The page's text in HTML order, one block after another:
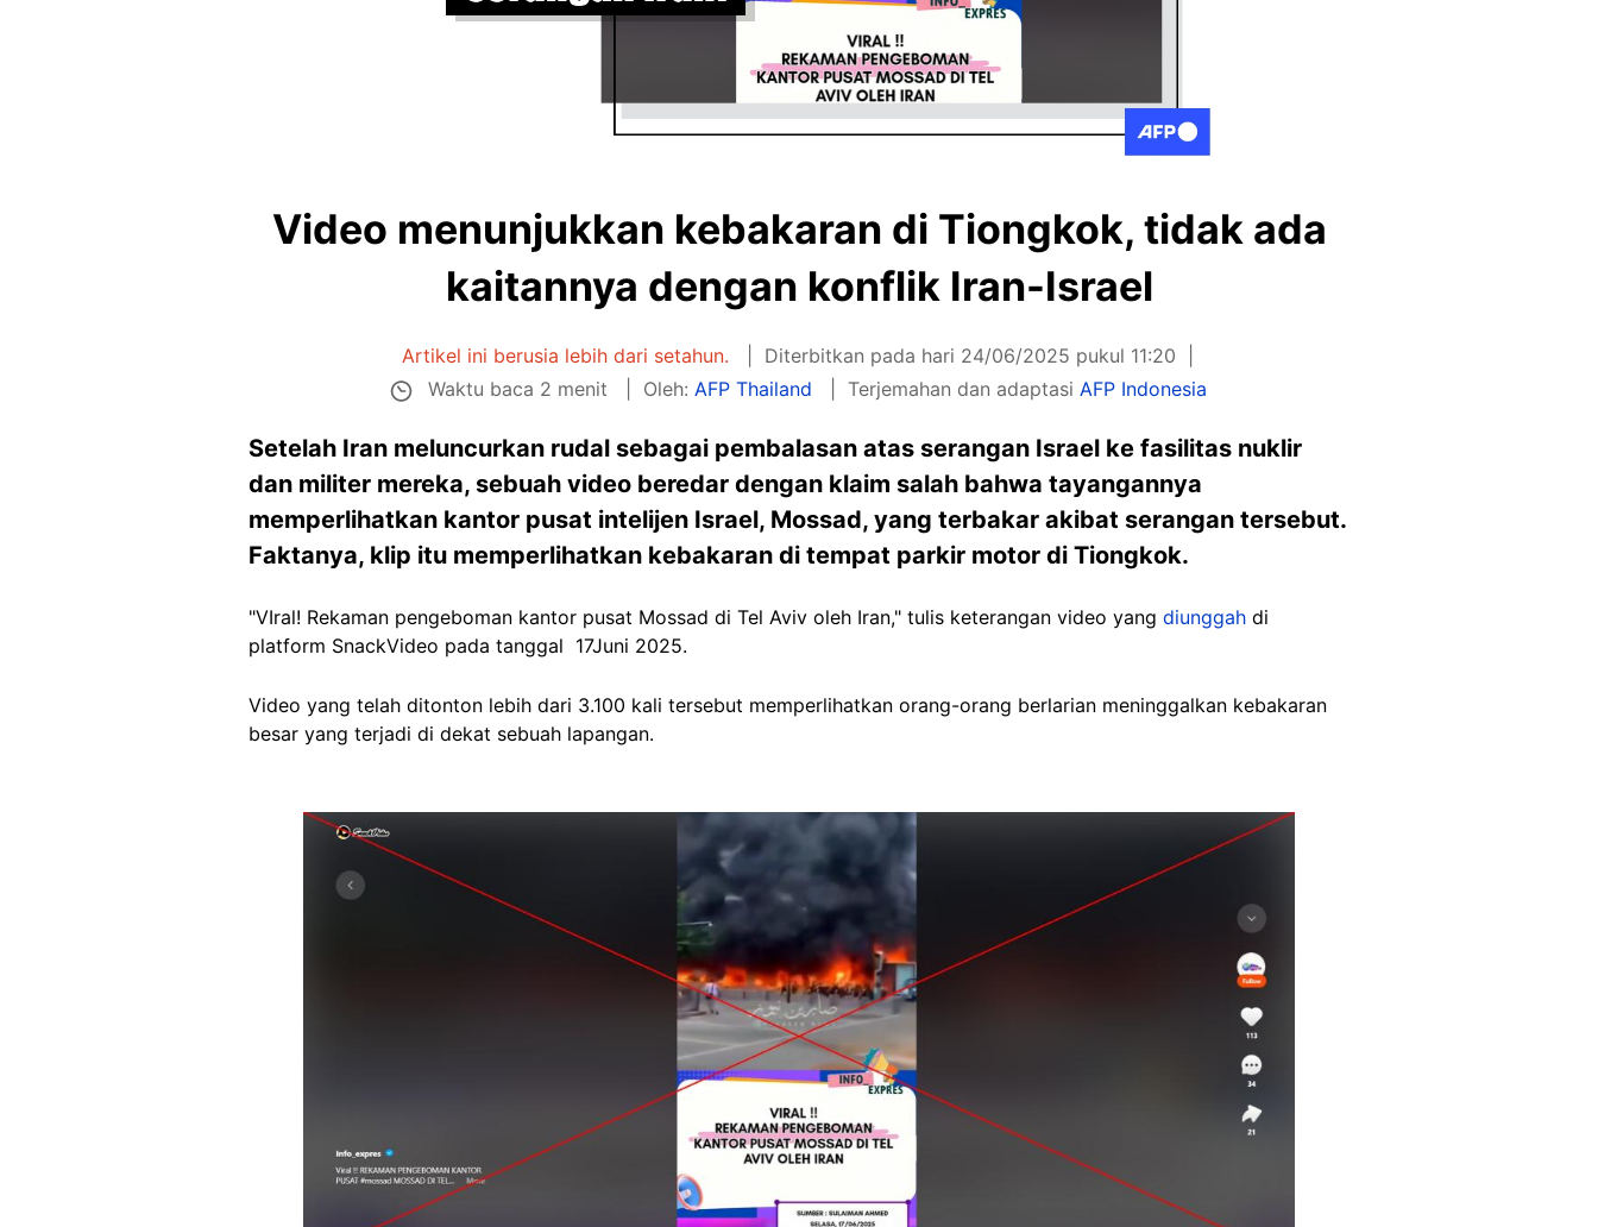
Video menunjukkan kebakaran di Tiongkok, tidak ada
kaitannya dengan konflik Iran-Israel
Artikel ini berusia lebih dari setahun.
Diterbitkan pada hari 24/06/2025 pukul 11:20
Waktu baca 2 menit
Oleh:AFP Thailand Terjemahan dan adaptasiAFP Indonesia
Setelah Iran meluncurkan rudal sebagai pembalasan atas serangan Israel ke fasilitas nuklir
dan militer mereka, sebuah video beredar dengan klaim salah bahwa tayangannya
memperlihatkan kantor pusat intelijen Israel, Mossad, yang terbakar akibat serangan tersebut.
Faktanya, klip itu memperlihatkan kebakaran di tempat parkir motor di Tiongkok.
"VIral! Rekaman pengeboman kantor pusat Mossad di Tel Aviv oleh Iran," tulis keterangan video yang diunggah di
platform SnackVideo pada tanggal 17Juni 2025.
Video yang telah ditonton lebih dari 3.100 kali tersebut memperlihatkan orang-orang berlarian meninggalkan kebakaran
besar yang terjadi di dekat sebuah lapangan.
Image